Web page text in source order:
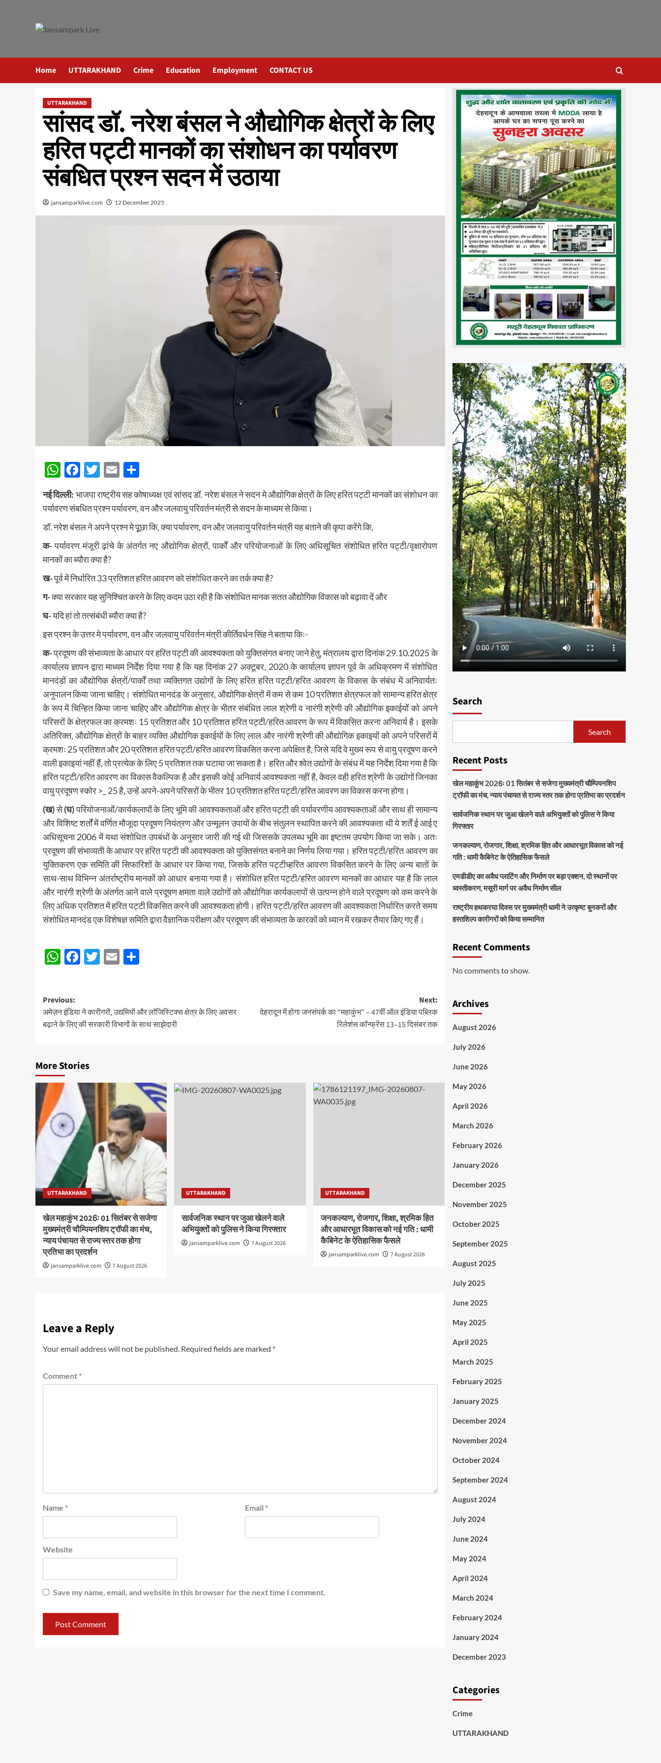
Home UTTARAKHAND Crime Education Employment CONTACT US
UTTARAKHAND
सांसद डॉ. नरेश बंसल ने औद्योगिक क्षेत्रों के लिए
हरित पट्टी मानकों का संशोधन का पर्यावरण
संबधित प्रश्न सदन में उठाया
jansamparklive.com 12 December 2025
WhatsApp
Facebook
Twitter
Email
नई दिल्ली: भाजपा राष्ट्रीय सह कोषाध्यक्ष एवं सांसद डॉ. नरेश बंसल ने सदन मे औद्योगिक क्षेत्रों के लिए हरित पट्टी मानकों का संशोधन का
पर्यावरण संबधित प्रश्न पर्यावरण, वन और जलवायु परिवर्तन मंत्री से सदन के माध्यम से किया।
डॉ. नरेश बंसल ने अपने प्रश्न मे पूूछा कि, क्या पर्यावरण, वन और जलवायु परिवर्तन मंत्री यह बताने की कृपा करेंगे कि,
क-पर्यावरण मंजूरी ढ़ांचे के अंतर्गत नए औद्योगिक क्षेत्रों, पार्कों और परियोजनाओं के लिए अधिसूचित संशोधित हरित पट्टी/वृक्षारोपण
मानकों का ब्यौरा क्या है?
ख-पूर्व में निर्धारित 33 प्रतिशत हरित आवरण को संशोधित करने का तर्क क्या है?
ग-क्या सरकार यह सुनिश्चित करने के लिए कदम उठा रही है कि संशोधित मानक सतत औद्योगिक विकास को बढ़ावा दें और
घ-यदि हां तो तत्संबंधी ब्यौरा क्या है?
इस प्रश्न के उत्तर मे पर्यावरण, वन और जलवायु परिवर्तन मंत्री कीर्तिवर्धन सिंह ने बताया किः-
क-प्रदूषण की संभाव्यता के आधार पर हरित पट्टी की आवश्यकता को युक्तिसंगत बनाए जाने हेतु, मंत्रालय द्वारा दिनांक 29.10.2025 के
कार्यालय ज्ञापन द्वारा माध्यम निर्देश दिया गया है कि यह दिनांक 27 अक्टूबर, 2020 के कार्यालय ज्ञापन पूर्व के अधिक्रमण में संशोधित
मानदंडों का औद्योगिक क्षेत्रों/पार्कों तथा व्यक्तिगत उद्योगों के लिए हरित हरित पट्टी/हरित आवरण के विकास के संबंध में अनिवार्यतः
अनुपालन किया जाना चाहिए। संशोधित मानदंड के अनुसार, औद्योगिक क्षेत्रों में कम से कम 10 प्रतिशत क्षेत्रफल को सामान्य हरित क्षेत्र
के रूप में चिन्हित किया जाना चाहिए और औद्योगिक क्षेत्र के भीतर संबंधित लाल श्रेणी व नारंगी श्रेणी की औद्योगिक इकाईयों को अपने
परिसरों के क्षेत्रफल का क्रमशः 15 प्रतिशत और 10 प्रतिशत हरित पट्टी/हरित आवरण के रूप में विकसित करना अनिवार्य है। इसके
अतिरिक्त, औद्योगिक क्षेत्रों के बाहर व्यक्ति औद्योगिक इकाईयों के लिए लाल और नारंगी श्रेणी की औद्योगिक इकाइयों को अपने परिसरों में
क्रमशः 25 प्रतिशत और 20 प्रतिशत हरित पट्टी/हरित आवरण विकसित करना अपेक्षित है, जिसे यदि वे मुख्य रूप से वायु प्रदूषण करने
वाली इकाइयां नहीं हैं, तो प्रत्येक के लिए 5 प्रतिशत तक घटाया जा सकता है। हरित और श्वेत उद्योगों के संबंध में यह निर्देश दिया गया है कि
हरित पट्टी/हरित आवरण का विकास वैकल्पिक है और इसकी कोई अनिवार्य आवश्यकता नहीं है, केवल वही हरित श्रेणी के उद्योगों जिनका
वायु प्रदूषण स्कोर >_ 25 है, उन्हें अपने-अपने परिसरों के भीतर 10 प्रतिशत हरित पट्टी/हरित आवरण का विकास करना होगा।
(ख)से(घ)परियोजनाओं/कार्यकलापों के लिए भूमि की आवश्यकताओं और हरित पट्टी की पर्यावरणीय आवश्यकताओं और साथ ही सामान्य
और विशिष्ट शर्तों में वर्णित मौजूदा प्रदूषण नियंत्रण और उन्मूलन उपायों के बीच संतुलन स्थापित करने की आवश्यकता थी ये शर्तें ई आई ए
अधिसूचना 2006 में यथा संशोधित उपबंधों के अनुसार जारी की गई थी जिससके उपलब्ध भूमि का इष्टतम उपयोग किया जा सके। अतः
प्रदूषण की संभाव्यती के आधार पर हरित पट्टी की आवश्यकता को युक्तिसंगत बनाने का निर्णय लिया गया। हरित पट्टी/हरित आवरण का
युक्तिकरण एक समिति की सिफारिशों के आधार पर किया गया, जिसके हरित पट्टीध्हरित आवरण विकसित करने के लिए अन्य बातों के
साथ-साथ विभिन्न अंतर्राष्ट्रीय मानकों को आधार बनाया गया है। संशोधित हरित पट्टी/हरित आवरण मानकों का आधार यह है कि लाल
और नारंगी श्रेणी के अंतर्गत आने वाले प्रदूषण क्षमता वाले उद्योगों को औद्योगिक कार्यकलापों से उत्पन्न होने वाले प्रदूषण को कम करने के
लिए अधिक प्रतिशत में हरित पट्टी विकसित करने की आवश्यकता होगी। हरित पट्टी/हरित आवरण की आवश्यकता निर्धारित करते समय
संशोधित मानदंड एक विशेषज्ञ समिति द्वारा वैज्ञानिक परीक्षण और प्रदूषण की संभाव्यता के कारकों को ध्यान में रखकर तैयार किए गए हैं।
Post
navigation
WhatsApp
Facebook
Twitter
Email
Post
navigation
Previous:
अमेज़न इंडिया ने कारीगरों, उद्यमियों और लॉजिस्टिक्स क्षेत्र के लिए अवसर
बढ़ाने के लिए की सरकारी विभागों के साथ साझेदारी
Next:
देहरादून में होगा जनसंपर्क का “महाकुंभ” – 47वीं ऑल इंडिया पब्लिक
रिलेशंस कॉन्फ्रेंस 13–15 दिसंबर तक
More Stories
UTTARAKHAND
खेल महाकुंभ 2026ः 01 सितंबर से सजेगा
मुख्यमंत्री चौम्पियनशिप ट्रॉफी का मंच,
न्याय पंचायत से राज्य स्तर तक होगा
प्रतिभा का प्रदर्शन
jansamparklive.com 7 August 2026
UTTARAKHAND
सार्वजनिक स्थान पर जुआ खेलने वाले
अभियुक्तों को पुलिस ने किया गिरफ्तार
jansamparklive.com 7 August 2026
UTTARAKHAND
जनकल्याण, रोजगार, शिक्षा, श्रमिक हित
और आधारभूत विकास को नई गति : धामी
कैबिनेट के ऐतिहासिक फैसले
jansamparklive.com 7 August 2026
Leave a Reply
Your email address will not be published. Required fields are marked *
Comment *
Name * Email *
Website
Save my name, email, and website in this browser for the next time I comment.
Search
Search
Recent Posts
खेल महाकुंभ 2026ः 01 सितंबर से सजेगा मुख्यमंत्री चौम्पियनशिप
ट्रॉफी का मंच, न्याय पंचायत से राज्य स्तर तक होगा प्रतिभा का प्रदर्शन
सार्वजनिक स्थान पर जुआ खेलने वाले अभियुक्तों को पुलिस ने किया
गिरफ्तार
जनकल्याण, रोजगार, शिक्षा, श्रमिक हित और आधारभूत विकास को नई
गति : धामी कैबिनेट के ऐतिहासिक फैसले
एमडीडीए का अवैध प्लाटिंग और निर्माण पर बड़ा एक्शन, दो स्थानों पर
ध्वस्तीकरण, मसूरी मार्ग पर अवैध निर्माण सील
राष्ट्रीय हथकरघा दिवस पर मुख्यमंत्री धामी ने उत्कृष्ट बुनकरों और
हस्तशिल्प कारीगरों को किया सम्मानित
Recent Comments
No comments to show.
Archives
August 2026
July 2026
June 2026
May 2026
April 2026
March 2026
February 2026
January 2026
December 2025
November 2025
October 2025
September 2025
August 2025
July 2025
June 2025
May 2025
April 2025
March 2025
February 2025
January 2025
December 2024
November 2024
October 2024
September 2024
August 2024
July 2024
June 2024
May 2024
April 2024
March 2024
February 2024
January 2024
December 2023
Categories
Crime
UTTARAKHAND